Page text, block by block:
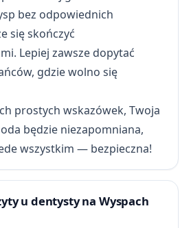
bez odpowiednich
się skończyć
Lepiej zawsze dopytać
gdzie wolno się
prostych wskazówek, Twoja
będzie niezapomniana,
wszystkim — bezpieczna!
u dentysty na Wyspach